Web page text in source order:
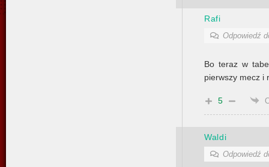
Rafi
Odpowiedź
Bo teraz w
pierwszy mecz i
5
Waldi
Odpowiedź